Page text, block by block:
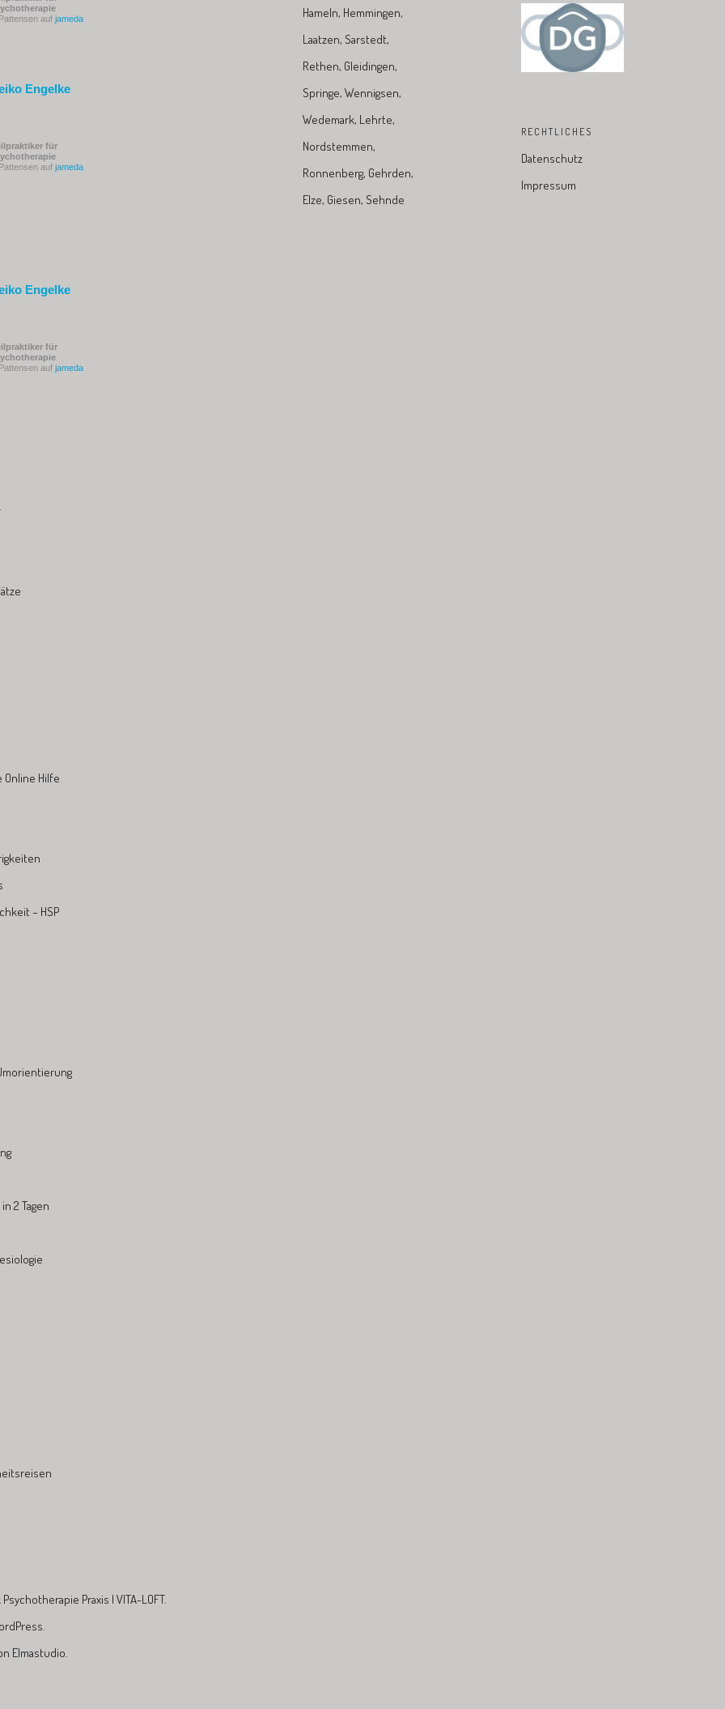
auf jameda
Engelke
für
auf jameda
Engelke
für
auf jameda
Online Hilfe
– HSP
2 Tagen
Hameln, Hemmingen,
Laatzen, Sarstedt,
Rethen, Gleidingen,
Springe, Wennigsen,
Wedemark, Lehrte,
Nordstemmen,
Ronnenberg, Gehrden,
Elze, Giesen, Sehnde
RECHTLICHES
Datenschutz
Impressum
Praxis | VITA-LOFT.
Elmastudio.